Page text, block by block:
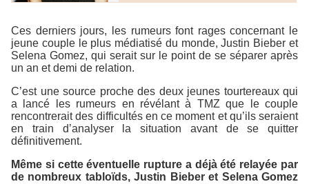
Ces derniers jours, les rumeurs font rages concernant le
jeune couple le plus médiatisé du monde, Justin Bieber et
Selena Gomez, qui serait sur le point de se séparer après
un an et demi de relation.
C’est une source proche des deux jeunes tourtereaux qui
a lancé les rumeurs en révélant à TMZ que le couple
rencontrerait des difficultés en ce moment et qu’ils seraient
en train d’analyser la situation avant de se quitter
définitivement.
Même si cette éventuelle rupture a déjà été relayée par
de nombreux tabloïds, Justin Bieber et Selena Gomez